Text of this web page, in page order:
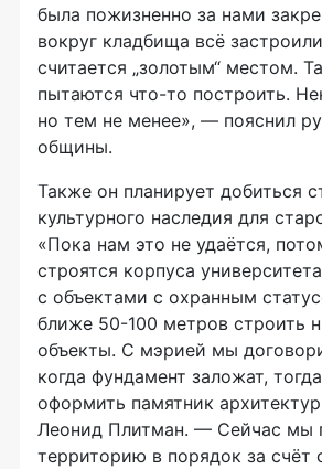
была пожизненно за нами
вокруг кладбища всё
считается „золотым“ местом.
пытаются что-то построить.
но тем не менее», — пояснил
общины.
Также он планирует добиться
культурного наследия для
«Пока нам это не удаётся,
строятся корпуса
с объектами с охранным
ближе 50-100 метров строить
объекты. С мэрией мы
когда фундамент заложат,
оформить памятник
Леонид Плитман. — Сейчас мы
территорию в порядок за счёт